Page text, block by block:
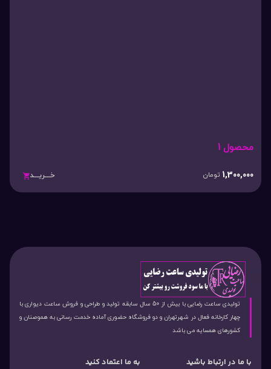
محصول 1
1,300,000 تومان خـــریـــد
تولیدی ساعت رضایی با بیش از 50 سال سابقه تولید و طراحی و فروش ساعت دیواری با
چهار کارخانه فعال در شهرتهران و دو فروشگاه حضوری آماده خدمت رسانی به هموصنان و
کشورهای همسایه می باشد
با ما در ارتباط باشید به ما اعتماد کنید